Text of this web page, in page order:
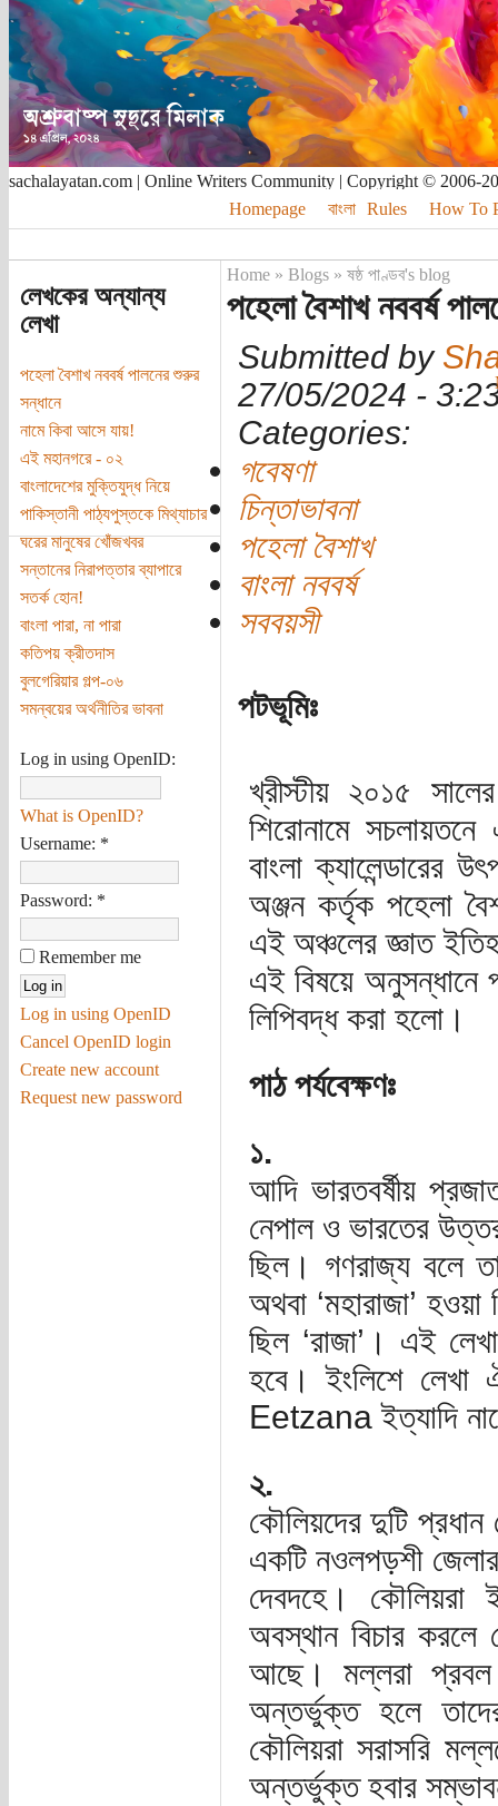
sachalayatan.com | Online Writers Community | Copyright © 2006-
Homepage
বাংলা Rules How To
লেখকের অন্যান্য
লেখা
পহেলা বৈশাখ নববর্ষ পালনের শুরুর
সন্ধানে
নামে কিবা আসে যায়!
এই মহানগরে - ০২
বাংলাদেশের মুক্তিযুদ্ধ নিয়ে
পাকিস্তানী পাঠ্যপুস্তকে মিথ্যাচার
ঘরের মানুষের খোঁজখবর
সন্তানের নিরাপত্তার ব্যাপারে
সতর্ক হোন!
বাংলা পারা, না পারা
কতিপয় ক্রীতদাস
বুলগেরিয়ার গল্প-০৬
সমন্বয়ের অর্থনীতির ভাবনা
Log in using OpenID:
What is OpenID?
Username: *
Password: *
Remember me
Log in using OpenID
Cancel OpenID login
Create new account
Request new password
Home» Blogs» ষষ্ঠ পাণ্ডব's blog
পহেলা বৈশাখ নববর্ষ
Submitted by
27/05/2024 -
Categories:
গবেষণা
চিন্তাভাবনা
পহেলা বৈশাখ
বাংলা নববর্ষ
সববয়সী
পটভূমিঃ
খ্রীস্টীয় ২০১৫
শিরোনামে
বাংলা ক্যালেন্ডারের
অঞ্জন কর্তৃক পহেলা
এই অঞ্চলের জ্ঞাত
এই বিষয়ে অনুসন্ধানে
লিপিবদ্ধ করা হলো।
পাঠ পর্যবেক্ষণঃ
১.
আদি ভারতবর্ষীয়
নেপাল ও ভারতের
ছিল। গণরাজ্য বলে
অথবা ‘মহারাজা’
ছিল ‘রাজা’। এই
হবে। ইংলিশে
Eetzana ইত্যাদি
২.
কৌলিয়দের দুটি প্রধান
একটি নওলপড়শী
দেবদহে। কৌলিয়রা
অবস্থান বিচার
আছে। মল্লরা প্রবল
অন্তর্ভুক্ত হলে
কৌলিয়রা সরাসরি
অন্তর্ভুক্ত হবার